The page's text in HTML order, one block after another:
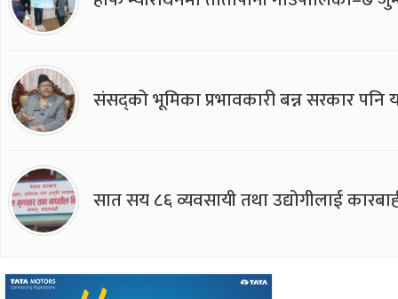
संसद्को भूमिका प्रभावकारी बन्न सरकार पनि
सात सय ८६ व्यवसायी तथा उद्योगीलाई